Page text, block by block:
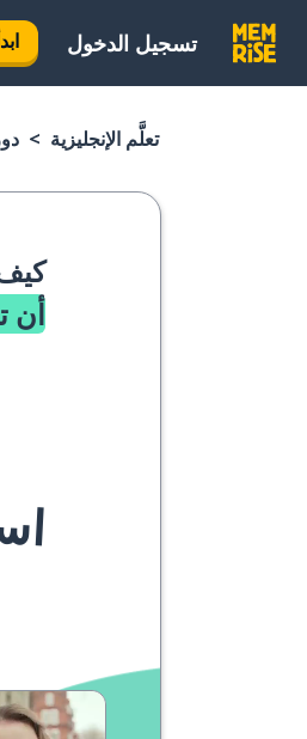
تسجيل الدخول
تعلَّم الإنجليزية
أن